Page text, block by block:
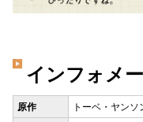
インフォメ
原作
トーベ・ヤンソ